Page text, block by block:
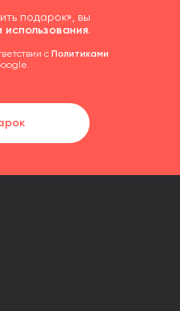
подарок», вы
использования.
с Политиками